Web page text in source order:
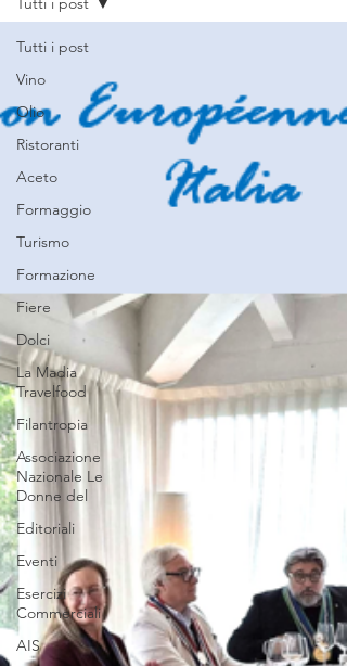
Tutti i post
Vino
Olio
Ristoranti
Aceto
Formaggio
Turismo
Formazione
Fiere
Dolci
La Madia
Travelfood
Filantropia
Associazione
Nazionale Le
Donne del
Editoriali
Eventi
Esercizi
Commerciali
AIS